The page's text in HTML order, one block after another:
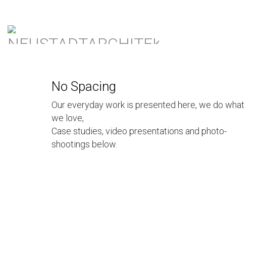
No Spacing
Our everyday work is presented here, we do what
we love,
Case studies, video presentations and photo-
shootings below.